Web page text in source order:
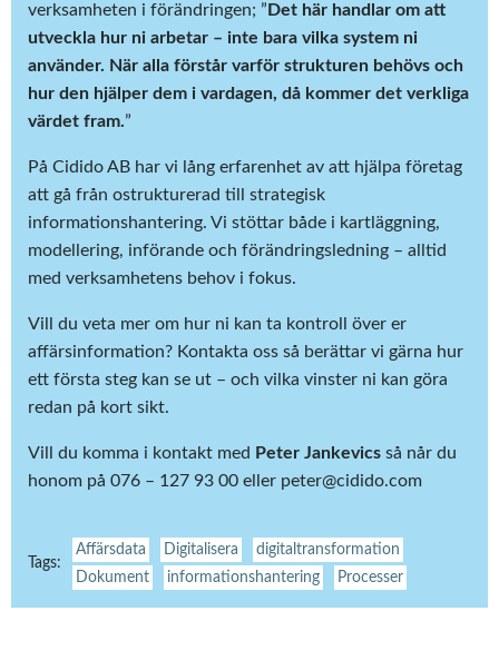
verksamheten i förändringen; ” Det här handlar om att
utveckla hur ni arbetar – inte bara vilka system ni
använder. När alla förstår varför strukturen behövs och
hur den hjälper dem i vardagen, då kommer det verkliga
värdet fram.”
På Cidido AB har vi lång erfarenhet av att hjälpa företag
att gå från ostrukturerad till strategisk
informationshantering. Vi stöttar både i kartläggning,
modellering, införande och förändringsledning – alltid
med verksamhetens behov i fokus.
Vill du veta mer om hur ni kan ta kontroll över er
affärsinformation? Kontakta oss så berättar vi gärna hur
ett första steg kan se ut – och vilka vinster ni kan göra
redan på kort sikt.
Vill du komma i kontakt med Peter Jankevics så når du
honom på 076 – 127 93 00 eller peter@cidido.com
Tags:
Affärsdata Digitalisera
digitaltransformation
Dokument
informationshantering Processer